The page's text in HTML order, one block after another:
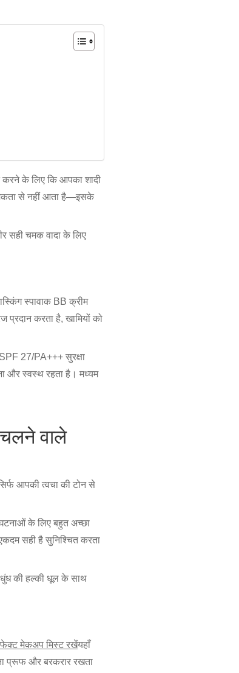
करने के लिए कि आपका शादी
से नहीं आता है—इसके
सही चमक वादा के लिए
स्पावाक BB क्रीम
करता है, खामियों को
27/PA+++ सुरक्षा
और स्वस्थ रहता है। मध्यम
वाले
आपकी त्वचा की टोन से
के लिए बहुत अच्छा
सही है सुनिश्चित करता
धुंध की हल्की धूल के साथ
मेकअप मिस्ट रखेंयहाँ
प्रूफ और बरकरार रखता